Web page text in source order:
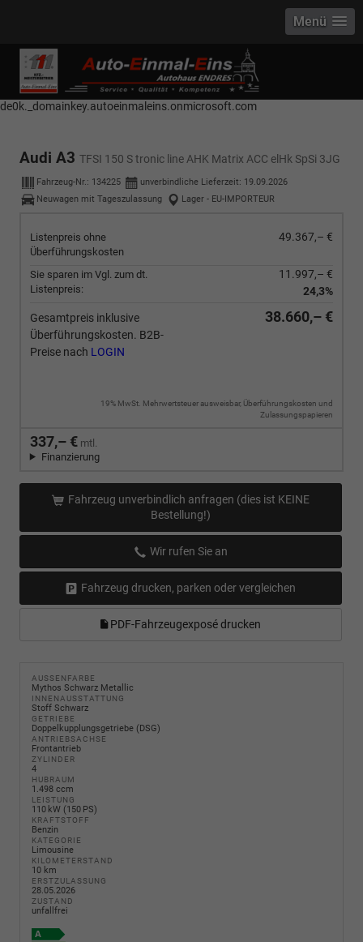
------------ Host Name : selector1._domainkey Points to address or value:
selector1-aee-de0k._domainkey.autoeinmaleins.onmicrosoft.com Host
Name : selector2._domainkey Points to address or value: selector2-aee-
de0k._domainkey.autoeinmaleins.onmicrosoft.com
Menü
Audi A3 TFSI 150 S tronic line AHK Matrix ACC elHk SpSi 3JG
Fahrzeug-Nr.: 134225 unverbindliche Lieferzeit: 19.09.2026
Neuwagen mit Tageszulassung
Lager - EU-IMPORTEUR
Listenpreis ohne
Überführungskosten
49.367,– €
Sie sparen im Vgl. zum dt.
Listenpreis:
11.997,– €
24,3%
Gesamtpreis inklusive
Überführungskosten. B2B-
Preise nach LOGIN
38.660,– €
19% MwSt. Mehrwertsteuer ausweisbar, Überführungskosten und
Zulassungspapieren
337,– € mtl.
Finanzierung
Fahrzeug unverbindlich anfragen (dies ist KEINE
Bestellung!)
Wir rufen Sie an
Fahrzeug drucken, parken oder vergleichen
PDF-Fahrzeugexposé drucken
AUSSENFARBE
Mythos Schwarz Metallic
INNENAUSSTATTUNG
Stoff Schwarz
GETRIEBE
Doppelkupplungsgetriebe (DSG)
ANTRIEBSACHSE
Frontantrieb
ZYLINDER
4
HUBRAUM
1.498 ccm
LEISTUNG
110 kW (150 PS)
KRAFTSTOFF
Benzin
KATEGORIE
Limousine
KILOMETERSTAND
10 km
ERSTZULASSUNG
28.05.2026
ZUSTAND
unfallfrei